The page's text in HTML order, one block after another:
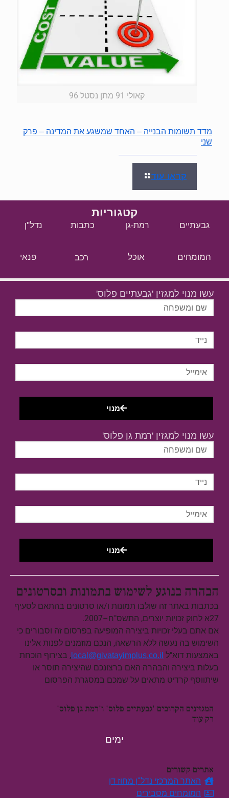
קאולי 91 מתן נסטל 96
מדד תשומות הבנייה – האחד שמשגע את המדינה – פרק
שני
קראו עוד
קטגוריות
גבעתיים רמת-גן כתבות נדל"ן
המומחים אוכל רכב פנאי
עשו מנוי למגזין 'גבעתיים פלוס'
מנוי
עשו מנוי למגזין 'רמת גן פלוס'
מנוי
הבהרה בנוגע לשימוש בתמונות ובסרטונים
בכתבות באתר זה שולבו תמונות ו/או סרטונים בהתאם לסעיף
27א לחוק זכויות יוצרים, התשס"ח–2007.
אם אתם בעלי זכויות ביצירה המופיעה בפרסום זה וסבורים כי
השימוש בה נעשה ללא הרשאה, הנכם מוזמנים לפנות אלינו
באמצעות דוא"ל local@givatayimplus.co.il , בצירוף הוכחת
בעלות ביצירה והבהרה האם ברצונכם שהיצירה תוסר או
שיתווסף קרדיט מתאים על שמכם במסגרת הפרסום
המגזינים הקרובים 'גבעתיים פלוס' ו'רמת גן פלוס'
רק עוד
ימים
אתרים קשורים
האתר המרכזי נדל"ן מחוז דן
המומחים מסבירים